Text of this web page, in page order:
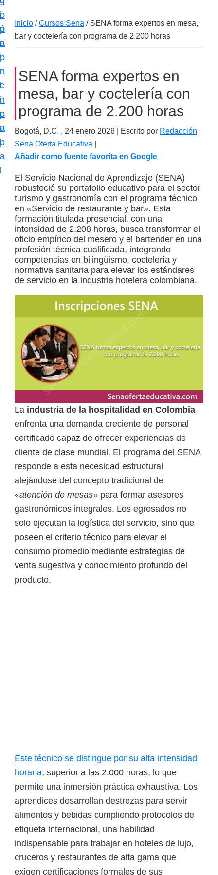
i
ó
n
p
r
i
n
c
i
p
a
o
p
r
i
n
c
i
p
a
l
i
n
a
a
c
n
p
e
c
i
a
l
i
z
a
d
a
s
r
s
o
l
s
é
o
l
ó
g
i
c
o
s
d
Inicio / Cursos Sena /SENA forma expertos en mesa,
bar y coctelería con programa de 2.200 horas
SENA forma expertos en
mesa, bar y coctelería con
programa de 2.200 horas
Bogotá, D.C. , 24 enero 2026 | Escrito por Redacción
Sena Oferta Educativa
Añadir como fuente favorita en Google
El Servicio Nacional de Aprendizaje (SENA)
robusteció su portafolio educativo para el sector
turismo y gastronomía con el programa técnico
en «Servicio de restaurante y bar». Esta
formación titulada presencial, con una
intensidad de 2.208 horas, busca transformar el
oficio empírico del mesero y el bartender en una
profesión técnica cualificada, integrando
competencias en bilingüismo, coctelería y
normativa sanitaria para elevar los estándares
de servicio en la industria hotelera colombiana.
La industria de la hospitalidad en Colombia
enfrenta una demanda creciente de personal
certificado capaz de ofrecer experiencias de
cliente de clase mundial. El programa del SENA
responde a esta necesidad estructural
alejándose del concepto tradicional de
«atención de mesas» para formar asesores
gastronómicos integrales. Los egresados no
solo ejecutan la logística del servicio, sino que
poseen el criterio técnico para elevar el
consumo promedio mediante estrategias de
venta sugestiva y conocimiento profundo del
producto.
Este técnico se distingue por su alta intensidad
horaria, superior a las 2.000 horas, lo que
permite una inmersión práctica exhaustiva. Los
aprendices desarrollan destrezas para servir
alimentos y bebidas cumpliendo protocolos de
etiqueta internacional, una habilidad
indispensable para trabajar en hoteles de lujo,
cruceros y restaurantes de alta gama que
exigen certificaciones formales de sus